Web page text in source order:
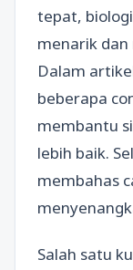
tepat,
menarik
Dalam
beberapa
membantu
lebih baik.
membahas
Salah satu